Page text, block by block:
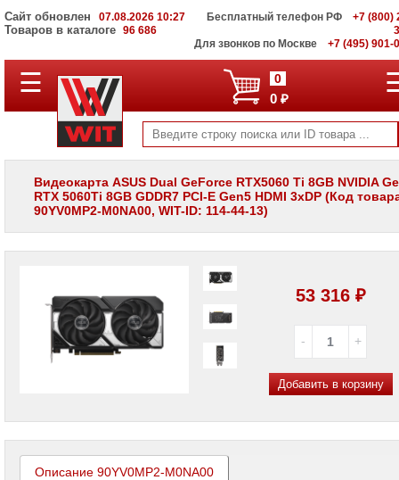
Сайт обновлен 07.08.2026 10:27
Товаров в каталоге 96 686
Бесплатный телефон РФ
+7 (800)
Для звонков по Москве
+7 (495) 901-
ПОЛНЫЙ
КАТАЛОГ
Корпоративные
серверы
WIT
Системы
хранения
данных
панели
Проекторы
Ноутбуки
Brand
Name
☰ 0
0 ₽
Видеокарта ASUS Dual GeForce RTX5060 Ti 8GB NVIDIA
RTX 5060Ti 8GB GDDR7 PCI-E Gen5 HDMI 3xDP (Код
90YV0MP2-M0NA00, WIT-ID: 114-44-13)
53 316 ₽
Добавить в корзину
Описание 90YV0MP2-M0NA00